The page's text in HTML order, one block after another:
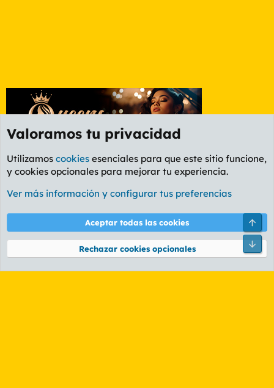
Etiquetas
Cookies
PL OLDSTYLE AMARILLO
Términos y reglas Política de privacidad Ayuda
Community platform by XenForo® © 2010-2026 XenForo Ltd.
Valoramos tu privacidad
Utilizamos cookies esenciales para que este sitio funcione,
y cookies opcionales para mejorar tu experiencia.
Ver más información y configurar tus preferencias
Aceptar todas las cookies
Rechazar cookies opcionales
Pie